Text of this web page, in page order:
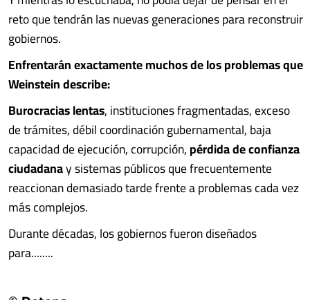
reto que tendrán las nuevas generaciones para reconstruir
gobiernos.
Enfrentarán exactamente muchos de los problemas que
Weinstein describe:
Burocracias lentas, instituciones fragmentadas, exceso
de trámites, débil coordinación gubernamental, baja
capacidad de ejecución, corrupción,pérdida de confianza
ciudadanay sistemas públicos que frecuentemente
reaccionan demasiado tarde frente a problemas cada vez
más complejos.
Durante décadas, los gobiernos fueron diseñados
para........